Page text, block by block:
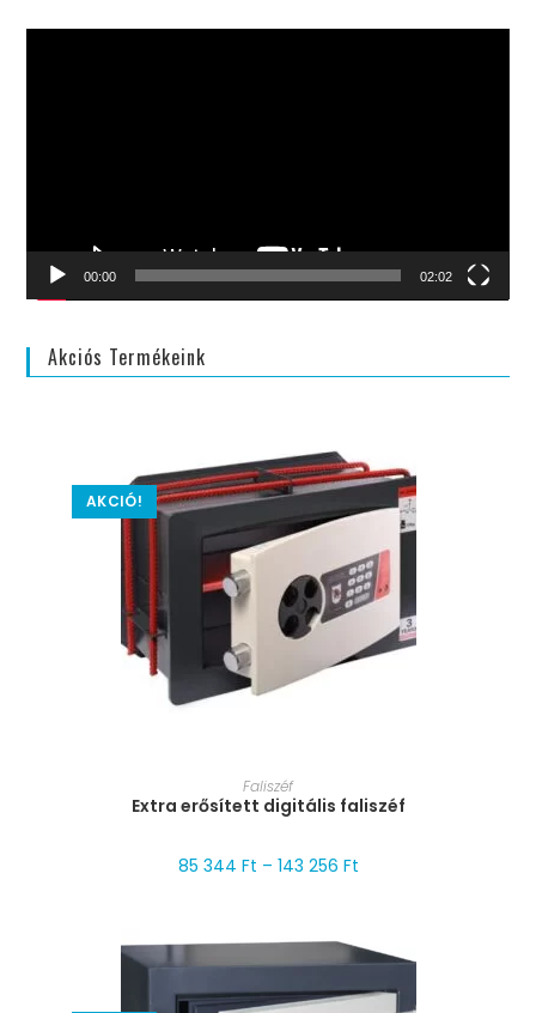
00:00 02:02
Akciós Termékeink
AKCIÓ!
MÉRET VÁLASZTÁSA
Faliszéf
Extra erősített digitális faliszéf
85 344 Ft – 143 256 Ft